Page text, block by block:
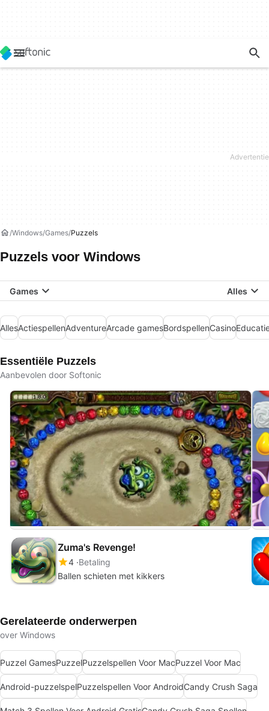
Windows Games Puzzels
Puzzels voor Windows
Games Alles
AllesActiespellenAdventureArcade gamesBordspellenCasino
Essentiële Puzzels
Aanbevolen door Softonic
Zuma's Revenge!
4 Betaling
Ballen schieten met kikkers
Gerelateerde onderwerpen
over Windows
Puzzel GamesPuzzelPuzzelspellen Voor MacPuzzel Voor Mac
Android-puzzelspelPuzzelspellen Voor AndroidCandy Crush Saga